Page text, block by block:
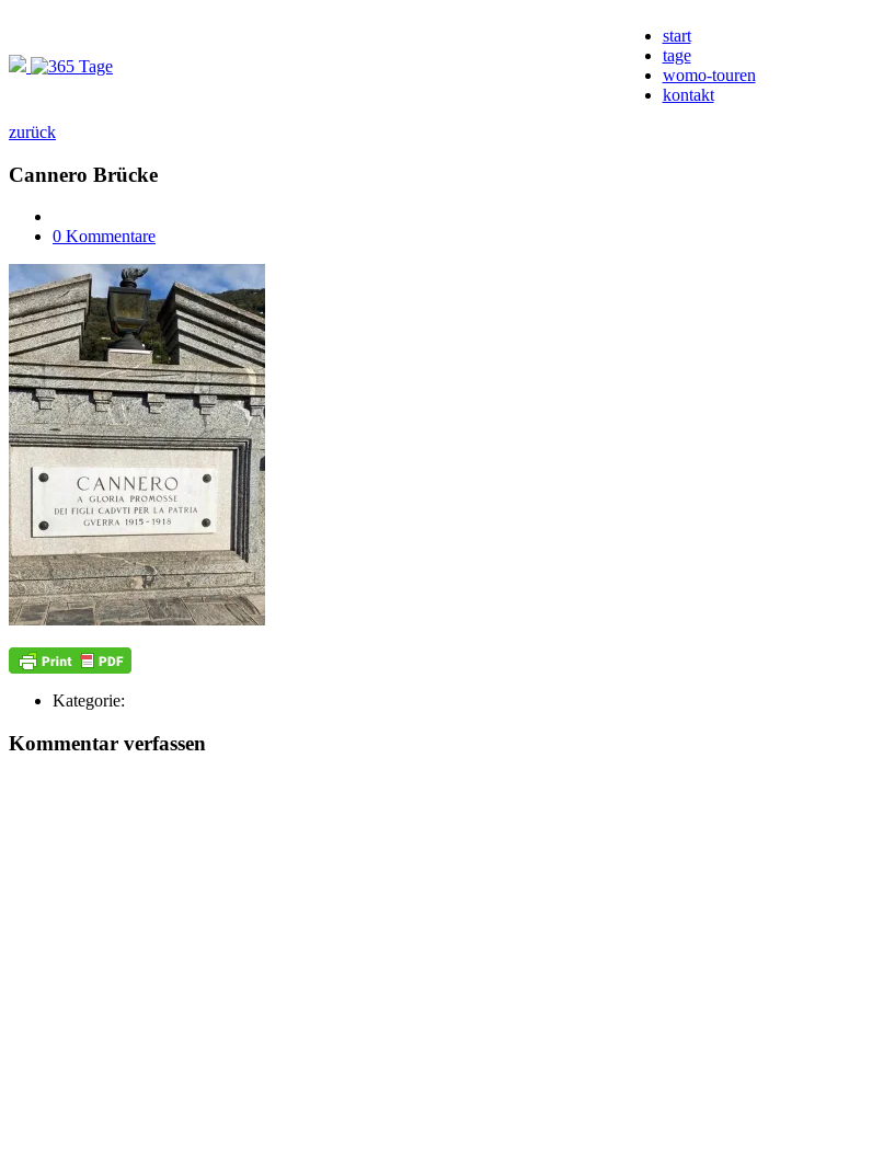
start
tage
womo-touren
kontakt
zurück
Cannero Brücke
0 Kommentare
Kategorie:
Kommentar verfassen